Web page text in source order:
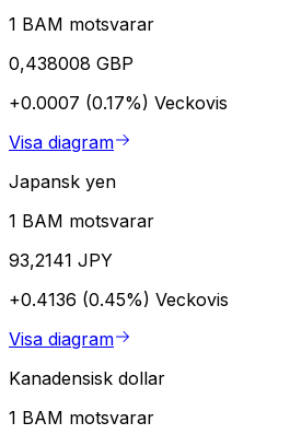
1 BAM motsvarar
0,438008 GBP
+0.0007 (0.17%) Veckovis
Visa diagram
Japansk yen
1 BAM motsvarar
93,2141 JPY
+0.4136 (0.45%) Veckovis
Visa diagram
Kanadensisk dollar
1 BAM motsvarar